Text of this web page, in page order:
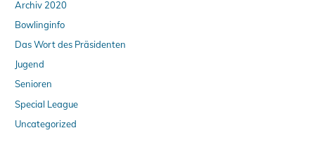
Archiv 2020
Bowlinginfo
Das Wort des Präsidenten
Jugend
Senioren
Special League
Uncategorized